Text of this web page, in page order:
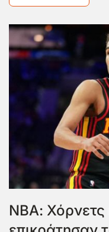
ΝΒΑ: Χόρνετς